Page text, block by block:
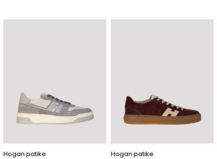
Hogan patike
Hogan patike